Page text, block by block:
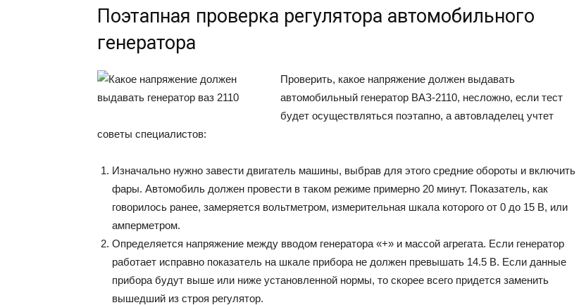
Поэтапная проверка регулятора автомобильного
генератора
Проверить, какое напряжение должен выдавать
автомобильный генератор ВАЗ-2110, несложно, если тест
будет осуществляться поэтапно, а автовладелец учтет
советы специалистов:
Изначально нужно завести двигатель машины, выбрав для этого средние обороты и включить
фары. Автомобиль должен провести в таком режиме примерно 20 минут. Показатель, как
говорилось ранее, замеряется вольтметром, измерительная шкала которого от 0 до 15 В, или
амперметром.
Определяется напряжение между вводом генератора «+» и массой агрегата. Если генератор
работает исправно показатель на шкале прибора не должен превышать 14.5 В. Если данные
прибора будут выше или ниже установленной нормы, то скорее всего придется заменить
вышедший из строя регулятор.